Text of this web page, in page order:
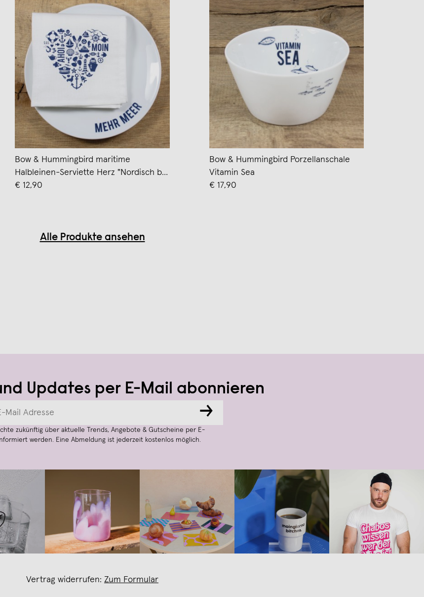
Bow & Hummingbird maritime
Halbleinen-Serviette Herz "Nordisch by
Heart"
€ 12,90
Bow & Hummingbird Porzellanschale
Vitamin Sea
€ 17,90
Alle Produkte ansehen
Updates per E-Mail abonnieren
→
zukünftig über aktuelle Trends, Angebote & Gutscheine per E-
werden. Eine Abmeldung ist jederzeit kostenlos möglich.
Vertrag widerrufen: Zum Formular